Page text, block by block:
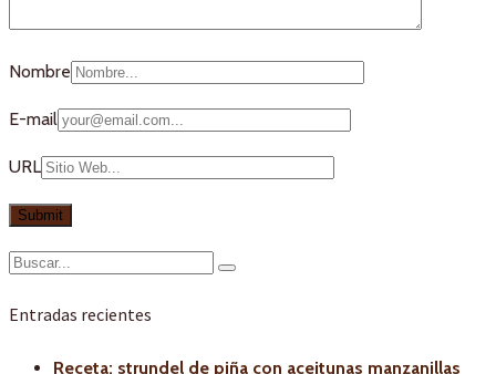
Nombre
E-mail
URL
Entradas recientes
Receta: strundel de piña con aceitunas manzanillas